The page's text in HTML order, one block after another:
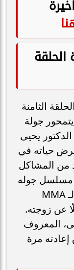
الثامنة
جولة
يحيى
حياته في
من المشاكل
مسلسل جوله
اخيره الثامنه عن ممارسة رياضة الـ MMA
عن زوجته.
المعروف
مرة